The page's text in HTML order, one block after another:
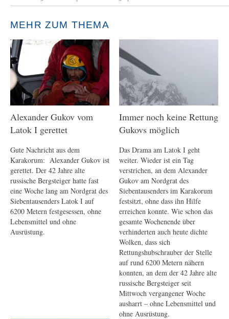
MEHR ZUM THEMA
Alexander Gukov vom
Latok I gerettet
Gute Nachricht aus dem
Karakorum: Alexander Gukov ist
gerettet. Der 42 Jahre alte
russische Bergsteiger hatte fast
eine Woche lang am Nordgrat des
Siebentausenders Latok I auf
6200 Metern festgesessen, ohne
Lebensmittel und ohne
Ausrüstung.
Immer noch keine Rettung
Gukovs möglich
Das Drama am Latok I geht
weiter. Wieder ist ein Tag
verstrichen, an dem Alexander
Gukov am Nordgrat des
Siebentausenders im Karakorum
festsitzt, ohne dass ihn Hilfe
erreichen konnte. Wie schon das
gesamte Wochenende über
verhinderten auch heute dichte
Wolken, dass sich
Rettungshubschrauber der Stelle
auf rund 6200 Metern nähern
konnten, an dem der 42 Jahre alte
russische Bergsteiger seit
Mittwoch vergangener Woche
ausharrt – ohne Lebensmittel und
ohne Ausrüstung.